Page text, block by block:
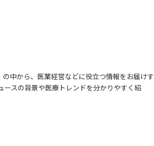
中から、医業経営などに役立つ情報をお届けす
スの背景や医療トレンドを分かりやすく紹